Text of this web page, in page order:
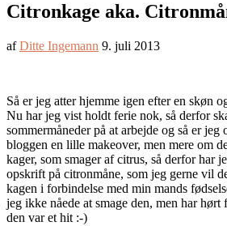
Citronkage aka.
afDitte Ingemann 9. juli 2013
Så er jeg atter hjemme igen efter en skøn
Nu har jeg vist holdt ferie nok, så derfor
sommermåneder på at arbejde og så er jeg
bloggen en lille makeover, men mere om
kager, som smager af citrus, så derfor har
opskrift på citronmåne, som jeg gerne vil
kagen i forbindelse med min mands
jeg ikke nåede at smage den, men har
den var et hit :-)